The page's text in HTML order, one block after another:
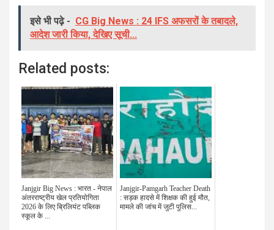
इसे भी पढ़े - CG Big News : 24 IFS अफसरों के तबादले,
आदेश जारी किया, देखिए सूची...
Related posts:
Janjgir Big News : भारत - नेपाल
अंतरराष्ट्रीय खेल प्रतियोगिता
2026 के लिए ब्रिलियंट पब्लिक
स्कूल के ...
Janjgir-Pamgarh Teacher Death
: सड़क हादसे में शिक्षक की हुई मौत,
मामले की जांच में जुटी पुलिस...